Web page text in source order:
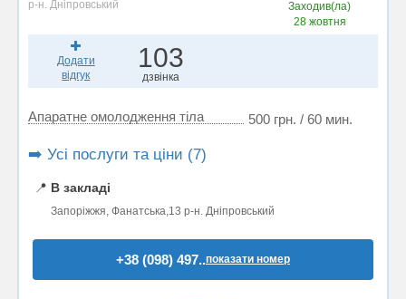
р-н. Дніпровський
Заходив(ла)
28 жовтня
Додати
відгук
103
дзвінка
Апаратне омолодження тіла 500 грн. / 60 мин.
➡️ Усі послуги та ціни (7)
📍 В закладі
Запоріжжя, Фанатська,13 р-н. Дніпровський
+38 (098) 497..показати номер